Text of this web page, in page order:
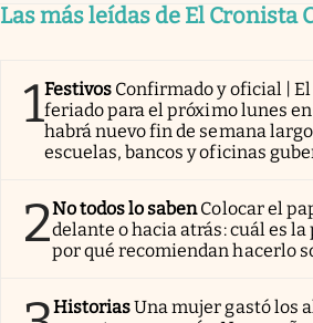
Las más leídas de El Cronista
1Festivos Confirmado y oficial |
feriado para el próximo lunes
habrá nuevo fin de semana
escuelas, bancos y oficinas
2No todos lo sabenColocar el
delante o hacia atrás: cuál es
por qué recomiendan hacerlo
HistoriasUna mujer gastó los